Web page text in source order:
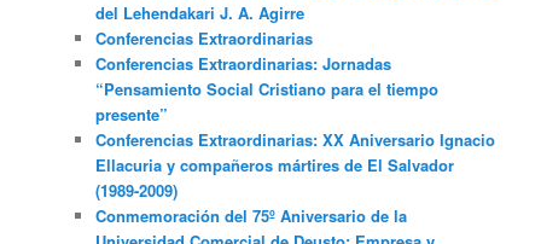
del Lehendakari J. A. Agirre
Conferencias Extraordinarias
Conferencias Extraordinarias: Jornadas
“Pensamiento Social Cristiano para el tiempo
presente”
Conferencias Extraordinarias: XX Aniversario Ignacio
Ellacuria y compañeros mártires de El Salvador
(1989-2009)
Conmemoración del 75º Aniversario de la